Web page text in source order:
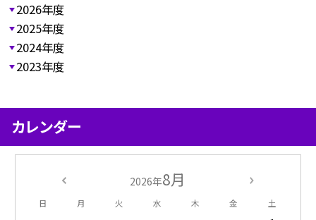
2026年度
2025年度
2024年度
2023年度
カレンダー
2026年8月
日 月 火 水 木 金 土